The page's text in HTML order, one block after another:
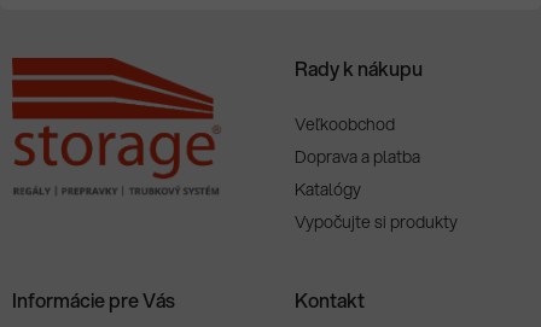
Rady k nákupu
Veľkoobchod
Doprava a platba
Katalógy
Vypočujte si produkty
Informácie pre Vás Kontakt